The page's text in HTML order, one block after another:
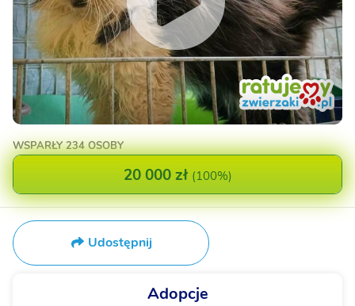
WSPARŁY234 OSOBY
20 000 zł (100%)
Udostępnij
Adopcje